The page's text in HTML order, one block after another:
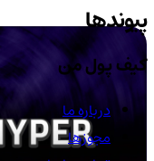
پیوندها
کیف پول من
درباره ما
مجوزها